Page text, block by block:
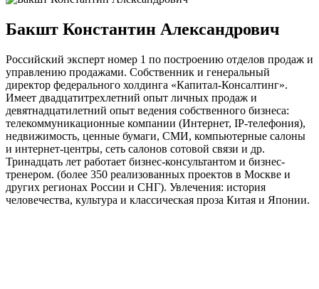
Бакшт Константин Александрович
Российский эксперт номер 1 по построению отделов продаж и
управлению продажами. Собственник и генеральный
директор федерального холдинга «Капитал-Консалтинг».
Имеет двадцатитрехлетний опыт личных продаж и
девятнадцатилетний опыт ведения собственного бизнеса:
телекоммуникационные компании (Интернет, IP-телефония),
недвижимость, ценные бумаги, СМИ, компьютерные салоны
и интернет-центры, сеть салонов сотовой связи и др.
Тринадцать лет работает бизнес-консультантом и бизнес-
тренером. (более 350 реализованных проектов в Москве и
других регионах России и СНГ). Увлечения: история
человечества, культура и классическая проза Китая и Японии.